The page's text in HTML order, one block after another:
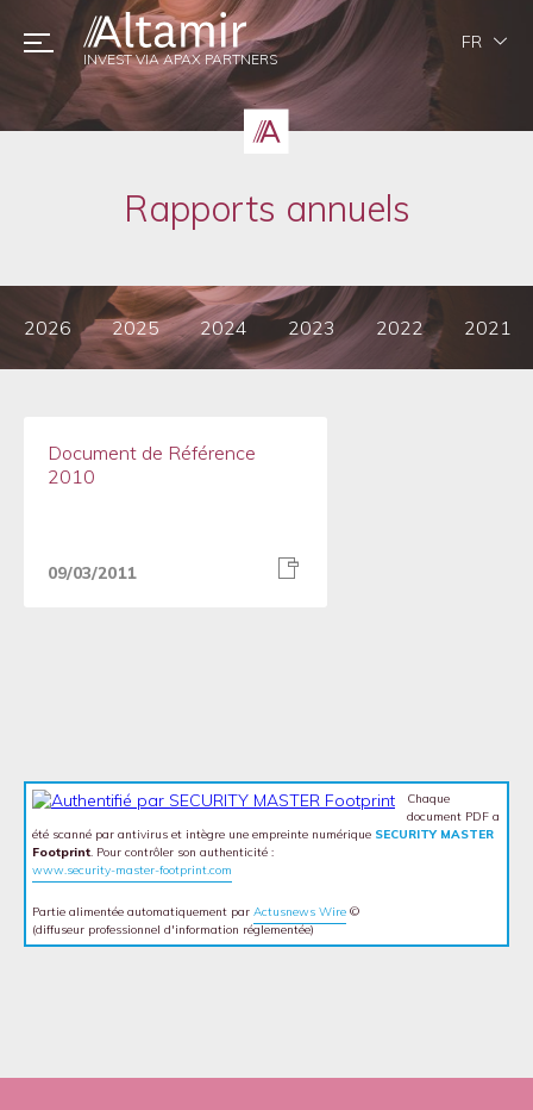
Rapports annuels
2026 2025 2024 2023 2022 2021
Document de Référence
2010
09/03/2011
Chaque
document PDF a
été scanné par antivirus et intègre une empreinte numérique SECURITY MASTER
Footprint. Pour contrôler son authenticité :
www.security-master-footprint.com
Partie alimentée automatiquement par Actusnews Wire ©
(diffuseur professionnel d'information réglementée)
INVEST VIA APAX PARTNERS
FR